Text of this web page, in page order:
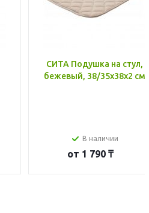
СИТА Подушка на стул,
бежевый, 38/35x38x2 см
В наличии
от 1 790 ₸